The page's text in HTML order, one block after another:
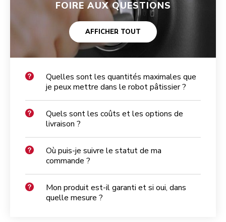
FOIRE AUX QUESTIONS
AFFICHER TOUT
Quelles sont les quantités maximales que
je peux mettre dans le robot pâtissier ?
Quels sont les coûts et les options de
livraison ?
Où puis-je suivre le statut de ma
commande ?
Mon produit est-il garanti et si oui, dans
quelle mesure ?